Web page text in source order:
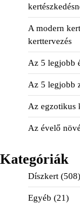
A modern
kerttervezés
Az 5 legjobb
Az 5 legjobb
Az egzotikus
Az évelő
Kategóriák
Díszkert (508)
Egyéb (21)